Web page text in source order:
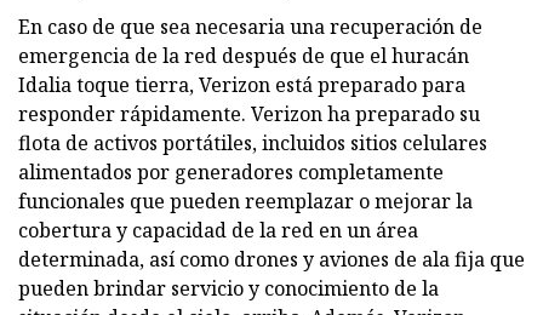
En caso de que sea necesaria una recuperación de
emergencia de la red después de que el huracán
Idalia toque tierra, Verizon está preparado para
responder rápidamente. Verizon ha preparado su
flota de activos portátiles, incluidos sitios celulares
alimentados por generadores completamente
funcionales que pueden reemplazar o mejorar la
cobertura y capacidad de la red en un área
determinada, así como drones y aviones de ala fija que
pueden brindar servicio y conocimiento de la